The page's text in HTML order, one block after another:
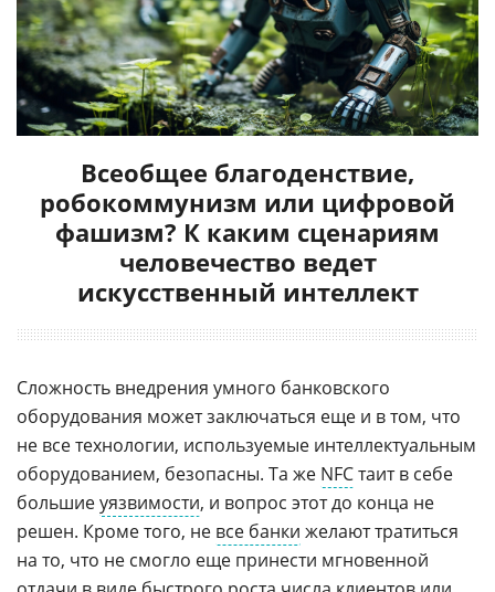
Всеобщее благоденствие,
робокоммунизм или цифровой
фашизм? К каким сценариям
человечество ведет
искусственный интеллект
Сложность внедрения умного банковского
оборудования может заключаться еще и в том, что
не все технологии, используемые интеллектуальным
оборудованием, безопасны. Та же NFCтаит в себе
большиеуязвимости, и вопрос этот до конца не
решен. Кроме того, не все банки желают тратиться
на то, что не смогло еще принести мгновенной